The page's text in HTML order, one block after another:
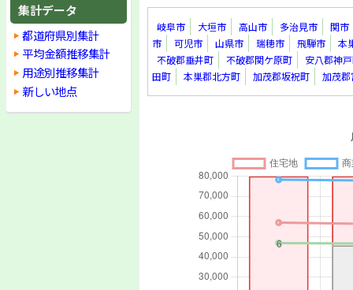
集計データ
都道府県別集計
平均金額推移集計
用途別推移集計
新しい地点
岐阜市 大垣市 高山市 多治見市
関市
市
可児市 山県市 瑞穂市 飛騨市
本
不破郡垂井町
不破郡関ケ原町
安八郡神
田町
本巣郡北方町 加茂郡坂祝町 加茂